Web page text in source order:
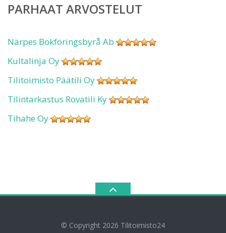
PARHAAT ARVOSTELUT
Närpes Bokföringsbyrå Ab
Kultalinja Oy
Tilitoimisto Päätili Oy
Tilintarkastus Rovatili Ky
Tihahe Oy
© Copyright 2026 Tilitoimisto24